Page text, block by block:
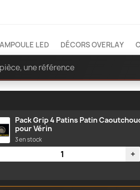
AMPOULE LED DÉCORS OVERLAY
Pack Grip 4 Patins Patin
pour Vérin
3 en stock
+